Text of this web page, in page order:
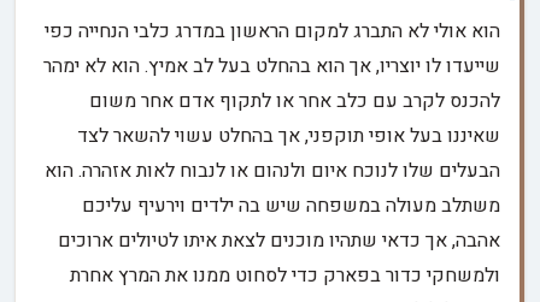
הוא אולי לא התברג למקום הראשון במדרג כלבי הנחייה כפי
שייעדו לו יוצריו, אך הוא בהחלט בעל לב אמיץ. הוא לא ימהר
להכנס לקרב עם כלב אחר או לתקוף אדם אחר משום
שאיננו בעל אופי תוקפני, אך בהחלט עשוי להשאר לצד
הבעלים שלו לנוכח איום ולנהום או לנבוח לאות אזהרה. הוא
משתלב מעולה במשפחה שיש בה ילדים וירעיף עליכם
אהבה, אך כדאי שתהיו מוכנים לצאת איתו לטיולים ארוכים
ולמשחקי כדור בפארק כדי לסחוט ממנו את המרץ אחרת